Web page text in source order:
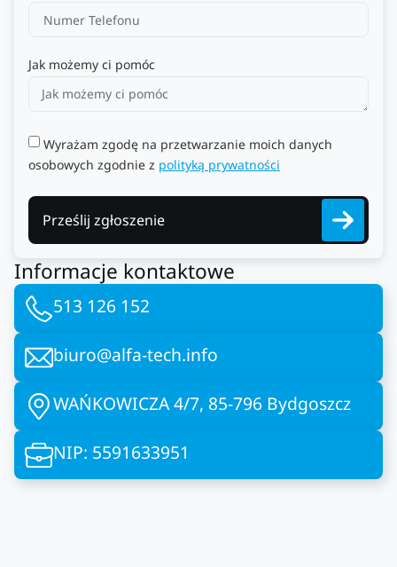
Jak możemy ci pomóc
Wyrażam zgodę na przetwarzanie moich danych
osobowych zgodnie z polityką prywatności
Prześlij zgłoszenie
Informacje kontaktowe
513 126 152
biuro@alfa-tech.info
WAŃKOWICZA 4/7, 85-796 Bydgoszcz
NIP: 5591633951